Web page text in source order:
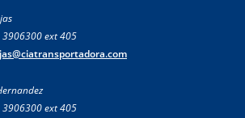
3906300 ext 405
3906300 ext 405